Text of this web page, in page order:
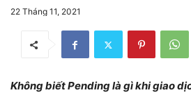
22 Tháng 11, 2021
Không biết Pending là gì khi giao